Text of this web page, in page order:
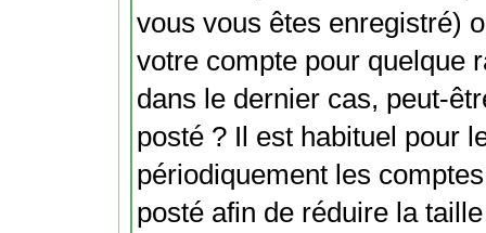
vous vous êtes enregistré)
votre compte pour quelque
dans le dernier cas, peut-
posté ? Il est habituel pour
périodiquement les
posté afin de réduire la